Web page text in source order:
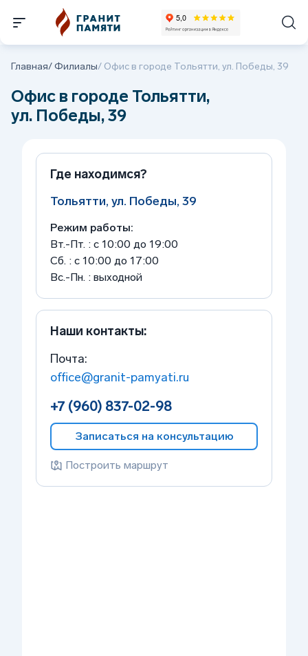
Главная/Филиалы/ Офис в городе Тольятти, ул. Победы, 39
Офис в городе Тольятти,
ул. Победы, 39
Где находимся?
Тольятти, ул. Победы, 39
Режим работы:
Вт.-Пт. : с 10:00 до 19:00
Сб. : с 10:00 до 17:00
Вс.-Пн. : выходной
Наши контакты:
Почта:
office@granit-pamyati.ru
+7 (960) 837-02-98
Записаться на консультацию
Построить маршрут